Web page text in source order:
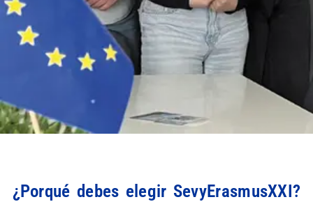
¿Porqué debes elegir SevyErasmusXXI?